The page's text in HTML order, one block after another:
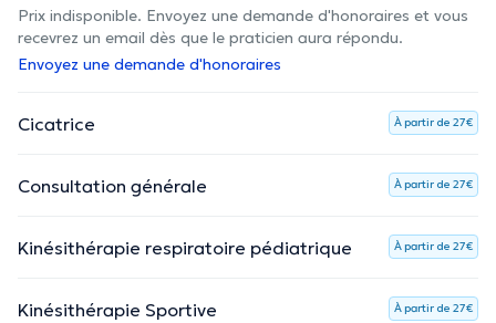
Prix indisponible. Envoyez une demande d'honoraires et vous
recevrez un email dès que le praticien aura répondu.
Envoyez une demande d'honoraires
Cicatrice À partir de 27€
Consultation générale À partir de 27€
Kinésithérapie respiratoire pédiatrique À partir de 27€
Kinésithérapie Sportive À partir de 27€